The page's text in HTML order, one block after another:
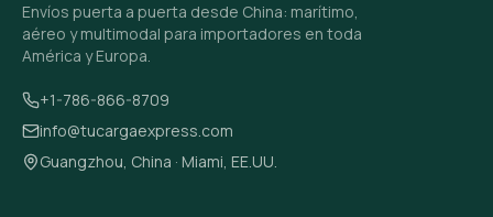
Envíos puerta a puerta desde China: marítimo,
aéreo y multimodal para importadores en toda
América y Europa.
+1-786-866-8709
info@tucargaexpress.com
Guangzhou, China · Miami, EE.UU.